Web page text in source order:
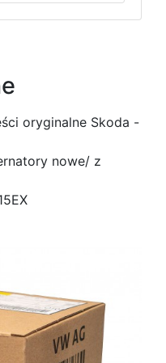
oryginalne Skoda -
nowe/ z